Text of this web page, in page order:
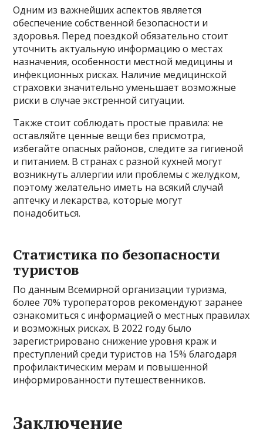
Одним из важнейших аспектов является
обеспечение собственной безопасности и
здоровья. Перед поездкой обязательно стоит
уточнить актуальную информацию о местах
назначения, особенности местной медицины и
инфекционных рисках. Наличие медицинской
страховки значительно уменьшает возможные
риски в случае экстренной ситуации.
Также стоит соблюдать простые правила: не
оставляйте ценные вещи без присмотра,
избегайте опасных районов, следите за гигиеной
и питанием. В странах с разной кухней могут
возникнуть аллергии или проблемы с желудком,
поэтому желательно иметь на всякий случай
аптечку и лекарства, которые могут
понадобиться.
Статистика по безопасности
туристов
По данным Всемирной организации туризма,
более 70% туроператоров рекомендуют заранее
ознакомиться с информацией о местных правилах
и возможных рисках. В 2022 году было
зарегистрировано снижение уровня краж и
преступлений среди туристов на 15% благодаря
профилактическим мерам и повышенной
информированности путешественников.
Заключение